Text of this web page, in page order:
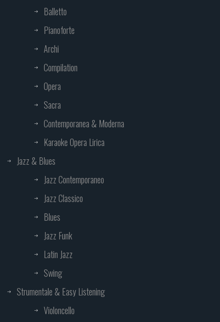
Balletto
Pianoforte
Archi
Compilation
Opera
Sacra
Contemporanea & Moderna
Karaoke Opera Lirica
Jazz & Blues
Jazz Contemporaneo
Jazz Classico
Blues
Jazz Funk
Latin Jazz
Swing
Strumentale & Easy Listening
Violoncello